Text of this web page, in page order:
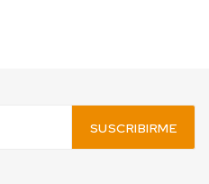
SUSCRIBIRME